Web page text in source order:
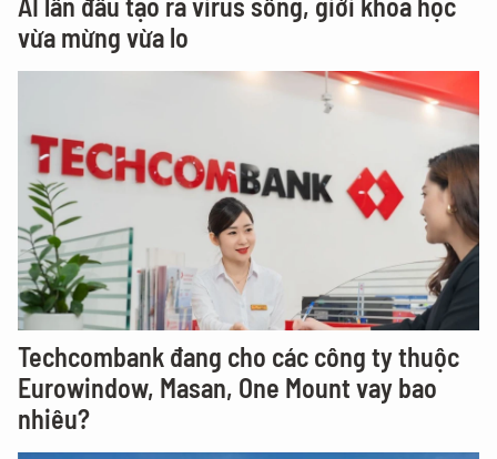
AI lần đầu tạo ra virus sống, giới khoa học
vừa mừng vừa lo
Techcombank đang cho các công ty thuộc
Eurowindow, Masan, One Mount vay bao
nhiêu?